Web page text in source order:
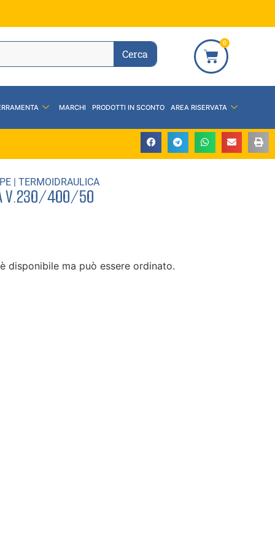
Cerca
0
MARCHI PRODOTTI IN SCONTO AREA RISERVATA
| TERMOIDRAULICA
V.230/400/50
disponibile ma può essere ordinato.